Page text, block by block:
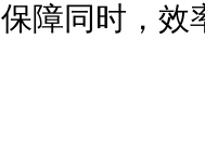
保障同时，效